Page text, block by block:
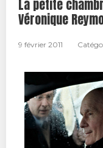
La petite
Véronique
9 février 2011